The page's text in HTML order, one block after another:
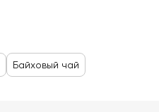
Байховый чай